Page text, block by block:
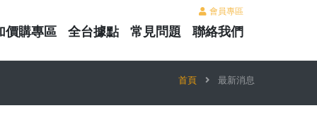
會員專區
價購專區 全台據點 常見問題 聯絡我們
首頁 最新消息